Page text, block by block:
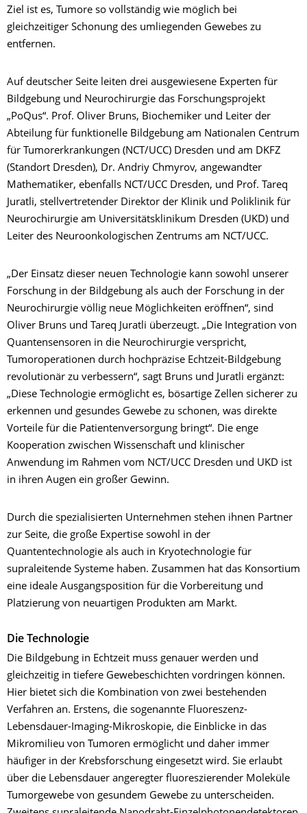
Ziel ist es, Tumore so vollständig wie möglich bei
gleichzeitiger Schonung des umliegenden Gewebes zu
entfernen.
Auf deutscher Seite leiten drei ausgewiesene Experten für
Bildgebung und Neurochirurgie das Forschungsprojekt
„PoQus“. Prof. Oliver Bruns, Biochemiker und Leiter der
Abteilung für funktionelle Bildgebung am Nationalen Centrum
für Tumorerkrankungen (NCT/UCC) Dresden und am DKFZ
(Standort Dresden), Dr. Andriy Chmyrov, angewandter
Mathematiker, ebenfalls NCT/UCC Dresden, und Prof. Tareq
Juratli, stellvertretender Direktor der Klinik und Poliklinik für
Neurochirurgie am Universitätsklinikum Dresden (UKD) und
Leiter des Neuroonkologischen Zentrums am NCT/UCC.
„Der Einsatz dieser neuen Technologie kann sowohl unserer
Forschung in der Bildgebung als auch der Forschung in der
Neurochirurgie völlig neue Möglichkeiten eröffnen“, sind
Oliver Bruns und Tareq Juratli überzeugt. „Die Integration von
Quantensensoren in die Neurochirurgie verspricht,
Tumoroperationen durch hochpräzise Echtzeit-Bildgebung
revolutionär zu verbessern“, sagt Bruns und Juratli ergänzt:
„Diese Technologie ermöglicht es, bösartige Zellen sicherer zu
erkennen und gesundes Gewebe zu schonen, was direkte
Vorteile für die Patientenversorgung bringt“. Die enge
Kooperation zwischen Wissenschaft und klinischer
Anwendung im Rahmen vom NCT/UCC Dresden und UKD ist
in ihren Augen ein großer Gewinn.
Durch die spezialisierten Unternehmen stehen ihnen Partner
zur Seite, die große Expertise sowohl in der
Quantentechnologie als auch in Kryotechnologie für
supraleitende Systeme haben. Zusammen hat das Konsortium
eine ideale Ausgangsposition für die Vorbereitung und
Platzierung von neuartigen Produkten am Markt.
Die Technologie
Die Bildgebung in Echtzeit muss genauer werden und
gleichzeitig in tiefere Gewebeschichten vordringen können.
Hier bietet sich die Kombination von zwei bestehenden
Verfahren an. Erstens, die sogenannte Fluoreszenz-
Lebensdauer-Imaging-Mikroskopie, die Einblicke in das
Mikromilieu von Tumoren ermöglicht und daher immer
häufiger in der Krebsforschung eingesetzt wird. Sie erlaubt
über die Lebensdauer angeregter fluoreszierender Moleküle
Tumorgewebe von gesundem Gewebe zu unterscheiden.